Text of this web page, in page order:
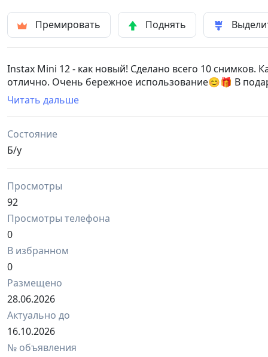
Премировать Поднять
Іnstах Міnі 12 - как новый! Сделано всего 10
отлично. Очень бережное использование😊🎁 В
Читать дальше
Состояние
Б/у
Просмотры
92
Просмотры телефона
0
В избранном
0
Размещено
28.06.2026
Актуально до
16.10.2026
№ объявления